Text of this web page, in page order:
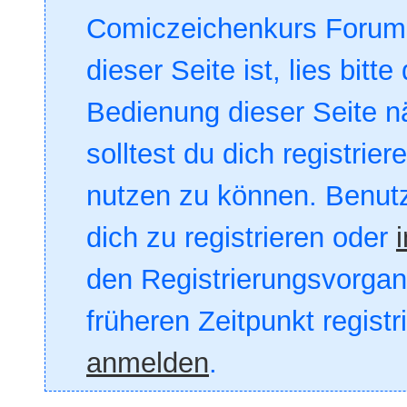
Comiczeichenkurs
dieser Seite ist, lies bitte
Bedienung dieser Seite
solltest du dich
nutzen zu können.
dich zu registrieren oder
den
früheren Zeitpunkt
anmelden.